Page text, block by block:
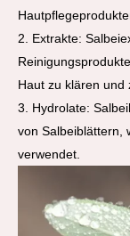
2. Extrakte:
Haut zu klären und
3. Hydrolate:
von Salbeiblättern,
verwendet.